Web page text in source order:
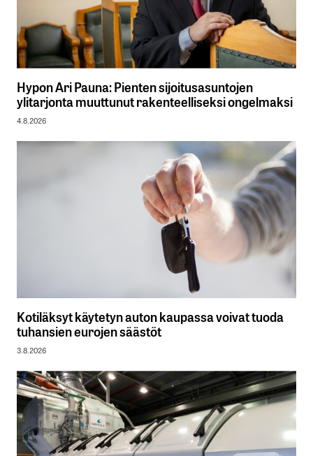
Hypon Ari Pauna: Pienten sijoitusasuntojen
ylitarjonta muuttunut rakenteelliseksi ongelmaksi
4.8.2026
Kotiläksyt käytetyn auton kaupassa voivat tuoda
tuhansien eurojen säästöt
3.8.2026